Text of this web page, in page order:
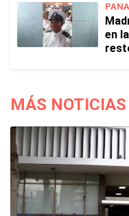
en
MÁS NOTICIAS